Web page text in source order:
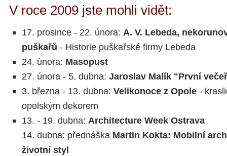
V roce 2009 jste mohli vidět:
17. prosince - 22. února: A. V. Lebeda,
puškařů - Historie puškařské firmy Lebeda
24. února: Masopust
27. února - 5. dubna: Jaroslav Malík "První
3. března - 13. dubna: Velikonoce z Opole -
opolským dekorem
13. - 19. dubna: Architecture Week Ostrava
14. dubna: přednáška Martin Kokta: Mobilní
životní styl